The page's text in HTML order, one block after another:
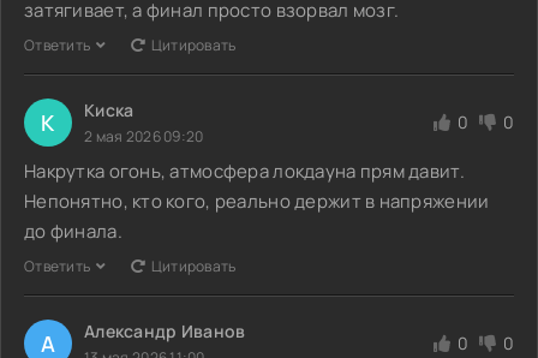
затягивает, а финал просто взорвал мозг.
Ответить Цитировать
К Киска
2 мая 2026 09:20
0 0
Накрутка огонь, атмосфера локдауна прям давит.
Непонятно, кто кого, реально держит в напряжении
до финала.
Ответить Цитировать
А Александр Иванов
0 0